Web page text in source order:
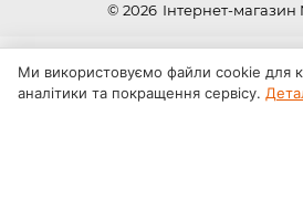
© 2026 Інтернет-
Ми використовуємо файли cookie для
аналітики та покращення сервісу.